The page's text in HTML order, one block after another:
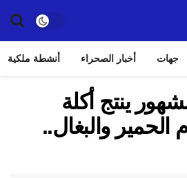
جهات أخبار الصحراء أنشطة ملكية
ينتج أكلة
الحمير والبغال..